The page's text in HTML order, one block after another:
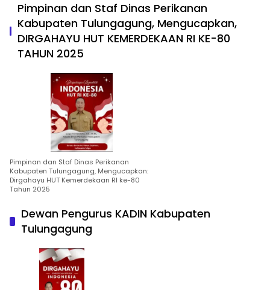
Pimpinan dan Staf Dinas Perikanan
Kabupaten Tulungagung, Mengucapkan,
DIRGAHAYU HUT KEMERDEKAAN RI KE-80
TAHUN 2025
Pimpinan dan Staf Dinas Perikanan
Kabupaten Tulungagung, Mengucapkan:
Dirgahayu HUT Kemerdekaan RI ke-80
Tahun 2025
Dewan Pengurus KADIN Kabupaten
Tulungagung